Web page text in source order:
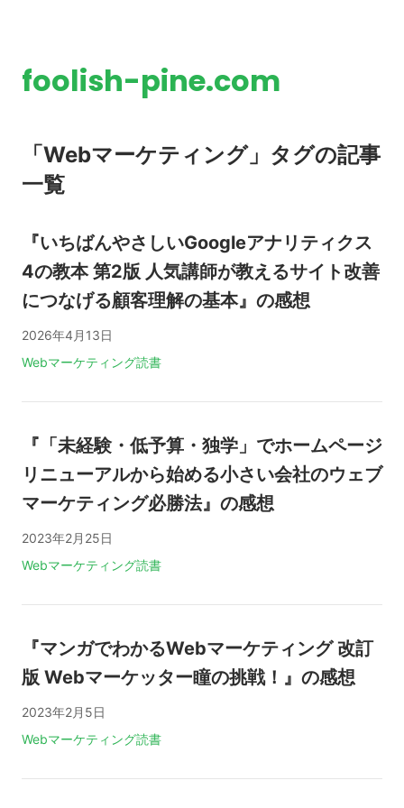
foolish-pine.com
「Webマーケティング」タグの記事
一覧
『いちばんやさしいGoogleアナリティクス
4の教本 第2版 人気講師が教えるサイト改善
につなげる顧客理解の基本』の感想
2026年4月13日
タグ:
Webマーケティング読書
『「未経験・低予算・独学」でホームページ
リニューアルから始める小さい会社のウェブ
マーケティング必勝法』の感想
2023年2月25日
タグ:
Webマーケティング読書
『マンガでわかるWebマーケティング 改訂
版 Webマーケッター瞳の挑戦！』の感想
2023年2月5日
タグ:
Webマーケティング読書